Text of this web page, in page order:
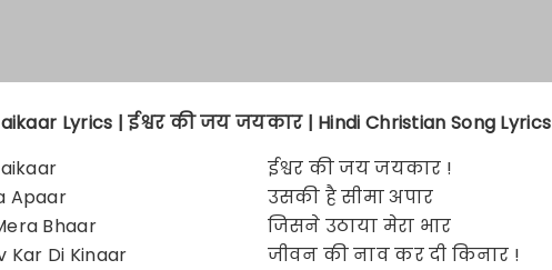
Lyrics | ईश्वर की जय जयकार | Hindi Christian Song Lyrics
Apaar
Bhaar
Kar Di Kinaar
ईश्वर की जय जयकार !
उसकी है सीमा अपार
जिसने उठाया मेरा भार
जीवन की नाव कर दी किनार !